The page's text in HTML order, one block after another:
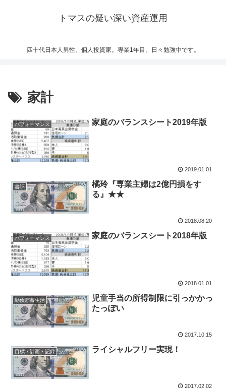
トマスの疑い深い資産運用
四十代日本人男性。個人投資家。専業1年目。日々勉強中です。
家計
パフォーマンス 家庭のバランスシート2019年版
2019.01.01
書評
橘玲『専業主婦は2億円損をす
る』★★
2018.08.20
パフォーマンス 家庭のバランスシート2018年版
2018.01.01
勤倹貯蓄生活
児童手当の所得制限に引っかかっ
たっぽい
2017.10.15
目標・計画・記録 ライシャルフリー実現！
2017.02.02